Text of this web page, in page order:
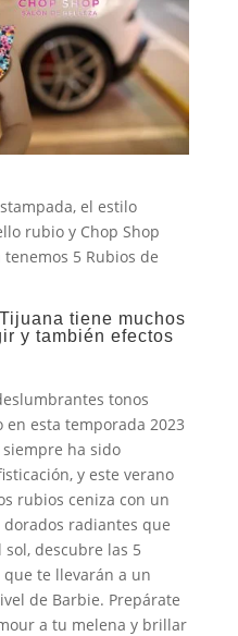
el estilo
rubio y Chop Shop
5 Rubios de
tiene muchos
y también efectos
tonos
esta temporada 2023
ha sido
y este verano
rubios ceniza con un
radiantes que
descubre las 5
te llevarán a un
de Barbie. Prepárate
a tu melena y brillar